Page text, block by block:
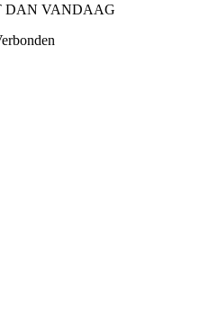
DAN VANDAAG